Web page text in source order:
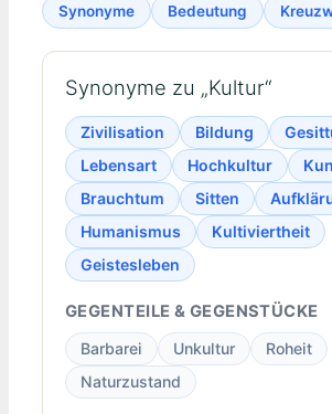
Synonyme Bedeutung
Synonyme zu „Kultur“
Zivilisation Bildung
Lebensart
Hochkultur
Brauchtum
Sitten
Humanismus
Kultiviertheit
Geistesleben
GEGENTEILE & GEGENSTÜCKE
Barbarei Unkultur
Roheit
Naturzustand